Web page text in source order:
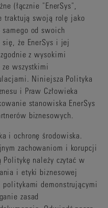
(łącznie "EnerSys",
traktują swoją rolę jako
od swoich
się, że EnerSys i jej
z wysokimi
wszystkimi
Niniejsza Polityka
i Praw Człowieka
stanowiska EnerSys
biznesowych.
i ochronę środowiska.
zachowaniom i korupcji
należy czytać w
i etyki biznesowej
politykami demonstrującymi
zasad